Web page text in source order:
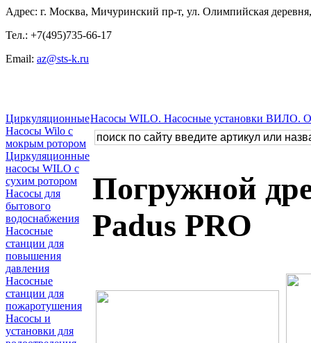
Адрес: г. Москва, Мичуринский пр-т, ул. Олимпийская
Тел.: +7(495)735-66-17
Email: az@sts-k.ru
Циркуляционные
Насосы Wilo с
мокрым ротором
Циркуляционные
насосы WILO с
сухим ротором
Насосы для
бытового
водоснабжения
Насосные
станции для
повышения
давления
Насосные
станции для
пожаротушения
Насосы и
установки для
Насосы WILO. Насосные установки ВИЛО.
Погружной
Padus PRO